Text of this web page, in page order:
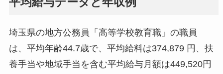
埼玉県の地方公務員「高等学校教育職」の職員
は、平均年齢44.7歳で、平均給料は374,879 円、扶
養手当や地域手当を含む平均給与月額は449,520円